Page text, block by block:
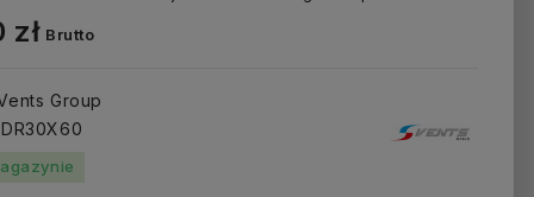
zł Brutto
Group